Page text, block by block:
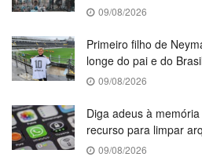
09/08/2026
Primeiro filho de
longe do pai e do
09/08/2026
Diga adeus à
recurso para limpar
09/08/2026